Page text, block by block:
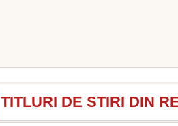
TITLURI DE STIRI DIN